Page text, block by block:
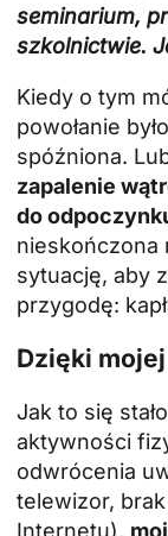
seminarium,
szkolnictwie.
Kiedy o tym
powołanie
spóźniona.
zapalenie
do
nieskończona
sytuację, aby
przygodę:
Dzięki
Jak to się
aktywności
odwrócenia
telewizor,
Internetu),